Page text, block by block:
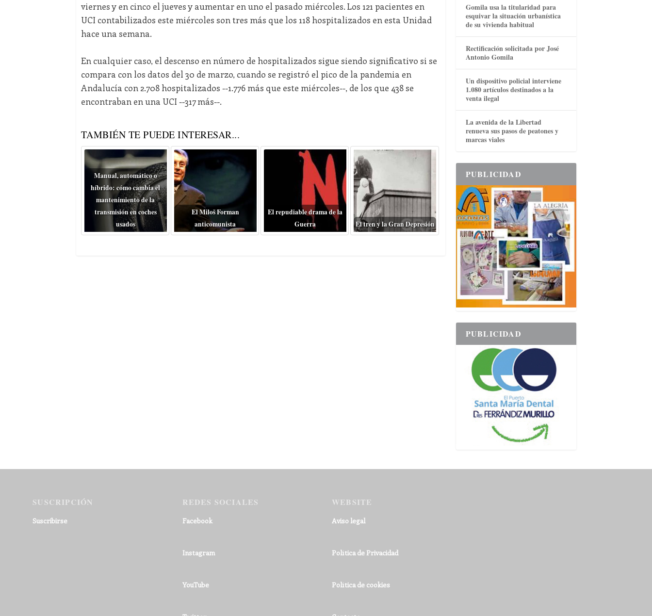
viernes y en cinco el jueves y aumentar en uno el pasado miércoles. Los 121 pacientes en
UCI contabilizados este miércoles son tres más que los 118 hospitalizados en esta Unidad
hace una semana.
En cualquier caso, el descenso en número de hospitalizados sigue siendo significativo si se
compara con los datos del 30 de marzo, cuando se registró el pico de la pandemia en
Andalucía con 2.708 hospitalizados --1.776 más que este miércoles--, de los que 438 se
encontraban en una UCI --317 más--.
TAMBIÉN TE PUEDE INTERESAR...
Manual, automático o
híbrido: cómo cambia el
mantenimiento de la
transmisión en coches
usados
El Miloš Forman
anticomunista
El repudiable drama de la
Guerra
El tren y la Gran Depresión
Gomila usa la titularidad para
esquivar la situación urbanística
de su vivienda habitual
Rectificación solicitada por José
Antonio Gomila
Un dispositivo policial interviene
1.080 artículos destinados a la
venta ilegal
La avenida de la Libertad
renueva sus pasos de peatones y
marcas viales
PUBLICIDAD
PUBLICIDAD
SUSCRIPCIÓN
Suscribirse
REDES SOCIALES
Facebook
Instagram
YouTube
WEBSITE
Aviso legal
Política de Privacidad
Política de cookies